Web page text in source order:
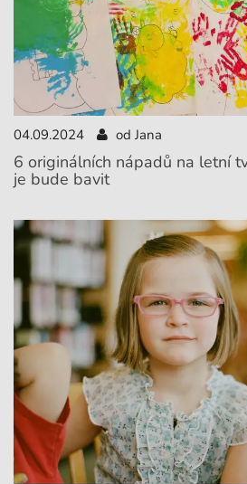
04.09.2024 od Jana
6 originálních nápadů na letní
je bude bavit